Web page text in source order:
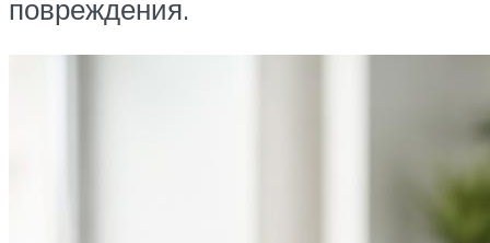
повреждения.